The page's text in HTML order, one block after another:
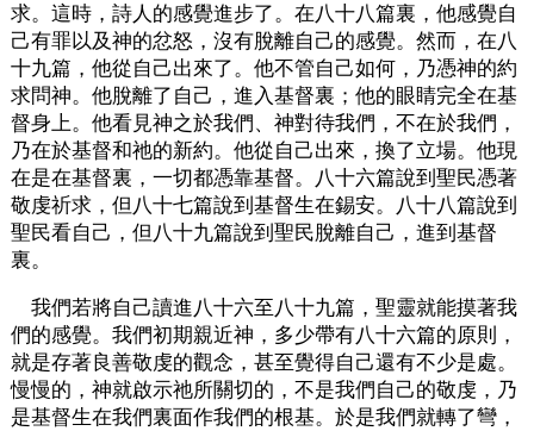
求。這時，詩人的感覺進步了。在八十八篇裏，他感覺自
己有罪以及神的忿怒，沒有脫離自己的感覺。然而，在八
十九篇，他從自己出來了。他不管自己如何，乃憑神的約
求問神。他脫離了自己，進入基督裏；他的眼睛完全在基
督身上。他看見神之於我們、神對待我們，不在於我們，
乃在於基督和祂的新約。他從自己出來，換了立場。他現
在是在基督裏，一切都憑靠基督。八十六篇說到聖民憑著
敬虔祈求，但八十七篇說到基督生在錫安。八十八篇說到
聖民看自己，但八十九篇說到聖民脫離自己，進到基督
裏。
我們若將自己讀進八十六至八十九篇，聖靈就能摸著我
們的感覺。我們初期親近神，多少帶有八十六篇的原則，
就是存著良善敬虔的觀念，甚至覺得自己還有不少是處。
慢慢的，神就啟示祂所關切的，不是我們自己的敬虔，乃
是基督生在我們裏面作我們的根基。於是我們就轉了彎，